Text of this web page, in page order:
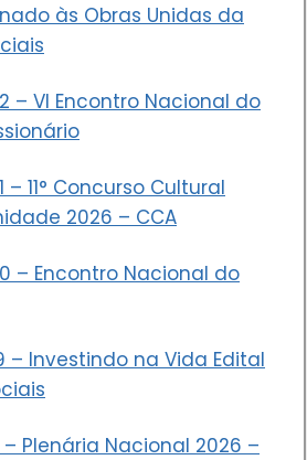
às Obras Unidas da
– VI Encontro Nacional do
11° Concurso Cultural
2026 – CCA
– Encontro Nacional do
– Investindo na Vida Edital
Plenária Nacional 2026 –